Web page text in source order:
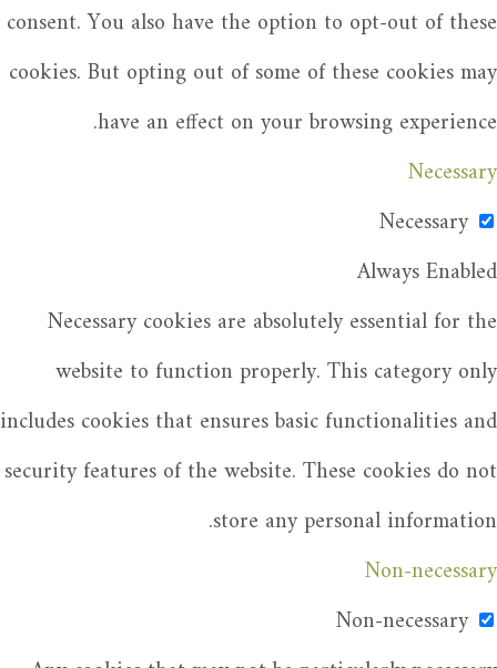
consent. You also have the option to opt-out of these
cookies. But opting out of some of these cookies may
have an effect on your browsing experience.
Necessary
Necessary
Always Enabled
Necessary cookies are absolutely essential for the
website to function properly. This category only
includes cookies that ensures basic functionalities and
security features of the website. These cookies do not
store any personal information.
Non-necessary
Non-necessary